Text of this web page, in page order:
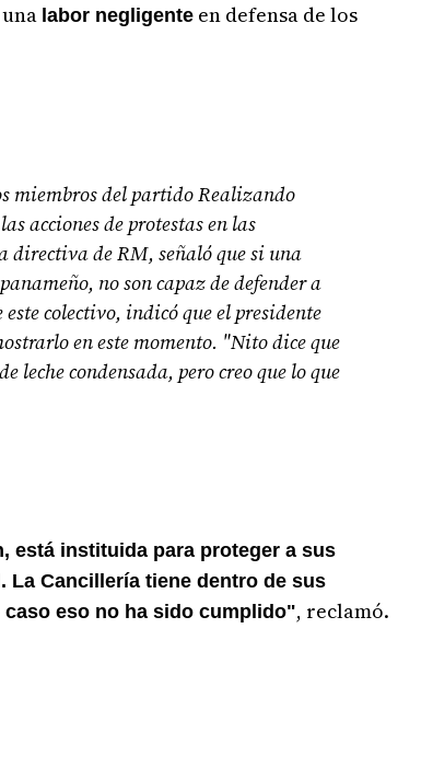
labor negligente en defensa de los
miembros del partido Realizando
acciones de protestas en las
de RM, señaló que si una
no son capaz de defender a
colectivo, indicó que el presidente
en este momento. "Nito dice que
leche condensada, pero creo que lo que
está instituida para proteger a sus
La Cancillería tiene dentro de sus
eso no ha sido cumplido", reclamó.